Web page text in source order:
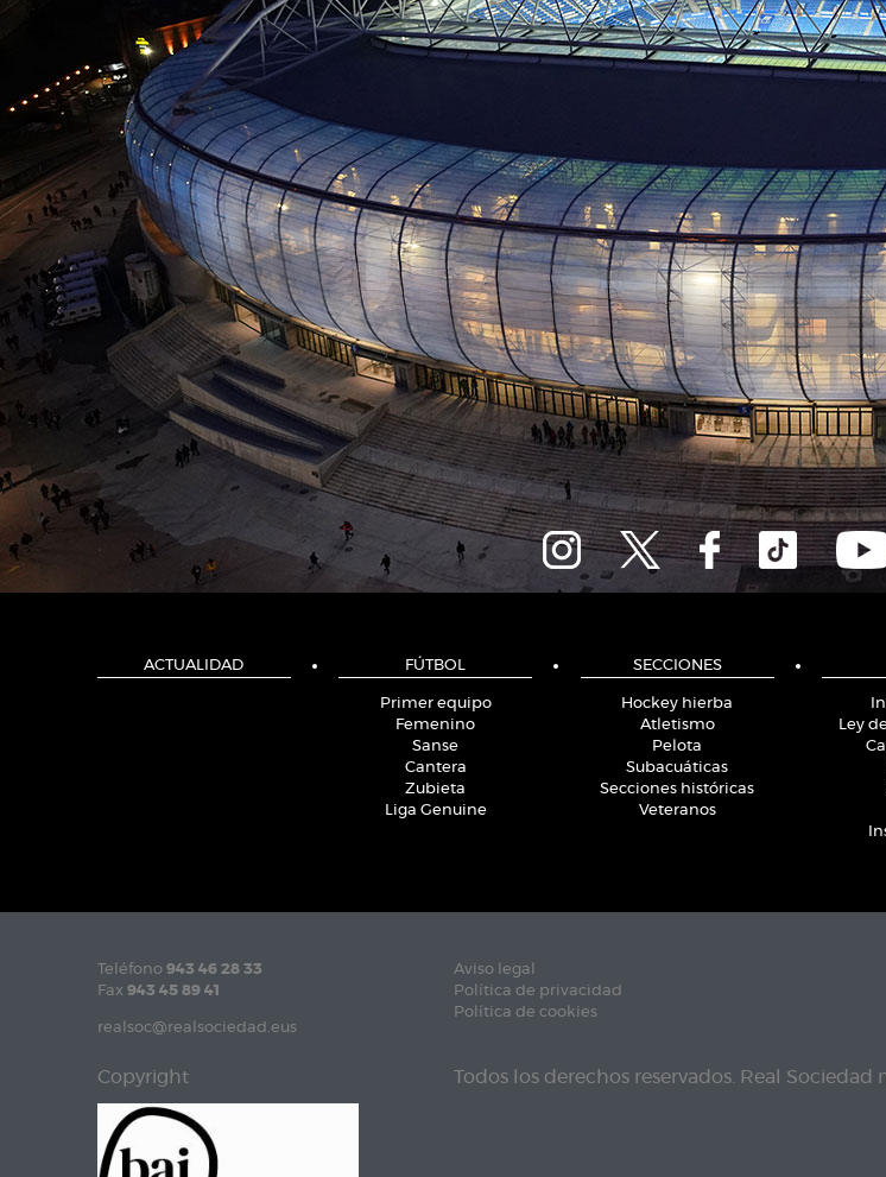
ACTUALIDAD FÚTBOL
Primer equipo
Femenino
Sanse
Cantera
Zubieta
Liga Genuine
SECCIONES
Hockey hierba
Atletismo
Pelota
Subacuáticas
Secciones históricas
Veteranos
Ley
Teléfono 943 46 28 33
Fax 943 45 89 41
realsoc@realsociedad.eus
Aviso legal
Política de privacidad
Política de cookies
Copyright Todos los derechos reservados. Real